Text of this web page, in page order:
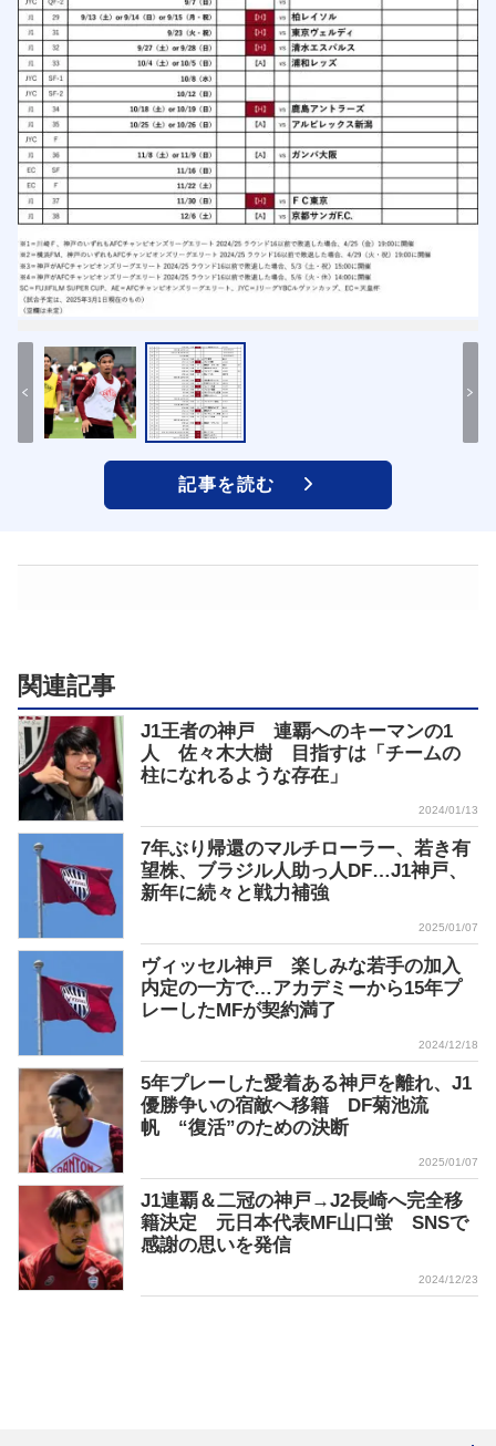
記事を読む
関連記事
J1王者の神戸 連覇へのキーマンの1
人 佐々木大樹 目指すは「チームの
柱になれるような存在」
2024/01/13
7年ぶり帰還のマルチローラー、若き有
望株、ブラジル人助っ人DF…J1神戸、
新年に続々と戦力補強
2025/01/07
ヴィッセル神戸 楽しみな若手の加入
内定の一方で…アカデミーから15年プ
レーしたMFが契約満了
2024/12/18
5年プレーした愛着ある神戸を離れ、J1
優勝争いの宿敵へ移籍 DF菊池流
帆 “復活”のための決断
2025/01/07
J1連覇＆二冠の神戸→J2長崎へ完全移
籍決定 元日本代表MF山口蛍 SNSで
感謝の思いを発信
2024/12/23